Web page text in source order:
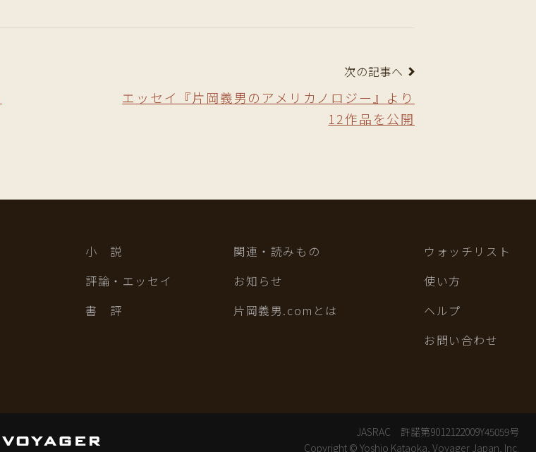
次の記事へ
エッセイ『片岡義男のアメリカノロジー』より
12作品を公開
小 説
評論・エッセイ
書 評
関連・読みもの
お知らせ
片岡義男.comとは
ウォッチリスト
使い方
ヘルプ
お問い合わせ
JASRAC 許諾第9012122009Y45059号
Copyright © Yoshio Kataoka, Voyager Japan, Inc.